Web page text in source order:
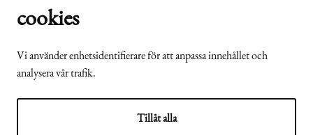
cookies
Vi använder enhetsidentifierare för att anpassa innehållet och
analysera vår trafik.
Tillåt alla
© Republikens
presidents kansli
2024